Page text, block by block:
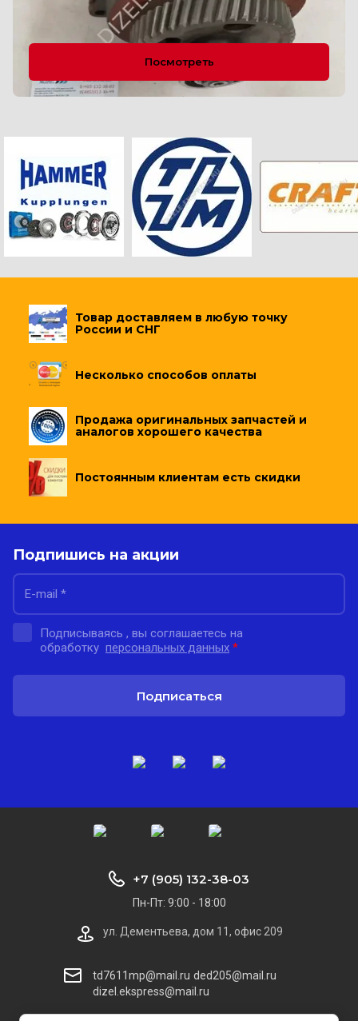
Посмотреть
Товар доставляем в любую точку
России и СНГ
Несколько способов оплаты
Продажа оригинальных запчастей и
аналогов хорошего качества
Постоянным клиентам есть скидки
Подпишись на акции
Подписываясь , вы соглашаетесь на
обработку персональных данных *
Подписаться
+7 (905) 132-38-03
Пн-Пт: 9:00 - 18:00
ул. Дементьева, дом 11, офис 209
td7611mp@mail.ru ded205@mail.ru
dizel.ekspress@mail.ru